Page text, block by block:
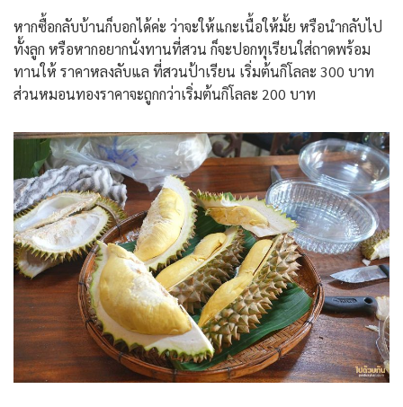
หากซื้อกลับบ้านก็บอกได้ค่ะ ว่าจะให้แกะเนื้อให้มั้ย หรือนำกลับไป
ทั้งลูก หรือหากอยากนั่งทานที่สวน ก็จะปอกทุเรียนใส่ถาดพร้อม
ทานให้ ราคาหลงลับแล ที่สวนป้าเรียน เริ่มต้นกิโลละ 300 บาท
ส่วนหมอนทองราคาจะถูกกว่าเริ่มต้นกิโลละ 200 บาท